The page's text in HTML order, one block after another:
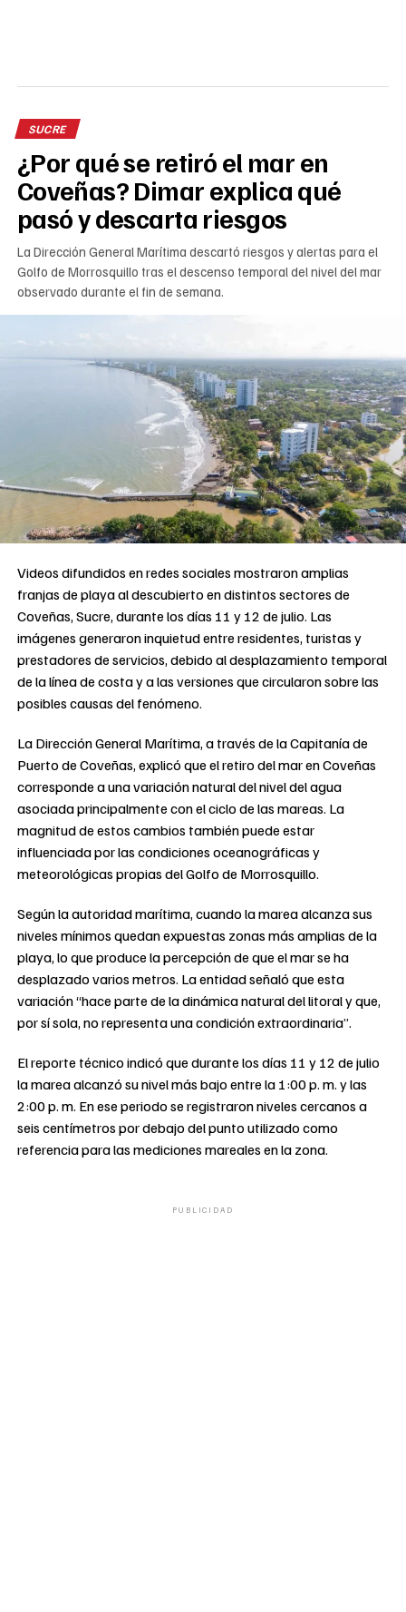
SUCRE
¿Por qué se retiró el mar en
Coveñas? Dimar explica qué
pasó y descarta riesgos
La Dirección General Marítima descartó riesgos y alertas para el
Golfo de Morrosquillo tras el descenso temporal del nivel del mar
observado durante el fin de semana.
Videos difundidos en redes sociales mostraron amplias
franjas de playa al descubierto en distintos sectores de
Coveñas, Sucre, durante los días 11 y 12 de julio. Las
imágenes generaron inquietud entre residentes, turistas y
prestadores de servicios, debido al desplazamiento temporal
de la línea de costa y a las versiones que circularon sobre las
posibles causas del fenómeno.
La Dirección General Marítima, a través de la Capitanía de
Puerto de Coveñas, explicó que el retiro del mar en Coveñas
corresponde a una variación natural del nivel del agua
asociada principalmente con el ciclo de las mareas. La
magnitud de estos cambios también puede estar
influenciada por las condiciones oceanográficas y
meteorológicas propias del Golfo de Morrosquillo.
Según la autoridad marítima, cuando la marea alcanza sus
niveles mínimos quedan expuestas zonas más amplias de la
playa, lo que produce la percepción de que el mar se ha
desplazado varios metros. La entidad señaló que esta
variación “hace parte de la dinámica natural del litoral y que,
por sí sola, no representa una condición extraordinaria”.
El reporte técnico indicó que durante los días 11 y 12 de julio
la marea alcanzó su nivel más bajo entre la 1:00 p. m. y las
2:00 p. m. En ese periodo se registraron niveles cercanos a
seis centímetros por debajo del punto utilizado como
referencia para las mediciones mareales en la zona.
PUBLICIDAD